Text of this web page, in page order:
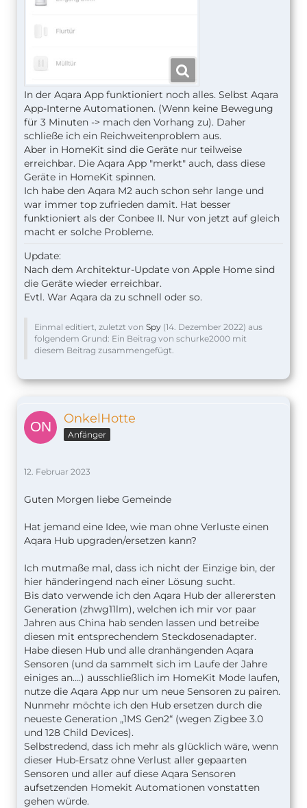
In der Aqara App funktioniert noch alles. Selbst Aqara
App-Interne Automationen. (Wenn keine Bewegung
für 3 Minuten -> mach den Vorhang zu). Daher
schließe ich ein Reichweitenproblem aus.
Aber in HomeKit sind die Geräte nur teilweise
erreichbar. Die Aqara App "merkt" auch, dass diese
Geräte in HomeKit spinnen.
Ich habe den Aqara M2 auch schon sehr lange und
war immer top zufrieden damit. Hat besser
funktioniert als der Conbee II. Nur von jetzt auf gleich
macht er solche Probleme.
Update:
Nach dem Architektur-Update von Apple Home sind
die Geräte wieder erreichbar.
Evtl. War Aqara da zu schnell oder so.
Einmal editiert, zuletzt von Spy (14. Dezember 2022) aus
folgendem Grund: Ein Beitrag von schurke2000 mit
diesem Beitrag zusammengefügt.
OnkelHotte
Anfänger
12. Februar 2023
Guten Morgen liebe Gemeinde
Hat jemand eine Idee, wie man ohne Verluste einen
Aqara Hub upgraden/ersetzen kann?
Ich mutmaße mal, dass ich nicht der Einzige bin, der
hier händeringend nach einer Lösung sucht.
Bis dato verwende ich den Aqara Hub der allerersten
Generation (zhwg11lm), welchen ich mir vor paar
Jahren aus China hab senden lassen und betreibe
diesen mit entsprechendem Steckdosenadapter.
Habe diesen Hub und alle dranhängenden Aqara
Sensoren (und da sammelt sich im Laufe der Jahre
einiges an….) ausschließlich im HomeKit Mode laufen,
nutze die Aqara App nur um neue Sensoren zu pairen.
Nunmehr möchte ich den Hub ersetzen durch die
neueste Generation „1MS Gen2“ (wegen Zigbee 3.0
und 128 Child Devices).
Selbstredend, dass ich mehr als glücklich wäre, wenn
dieser Hub-Ersatz ohne Verlust aller gepaarten
Sensoren und aller auf diese Aqara Sensoren
aufsetzenden Homekit Automationen vonstatten
gehen würde.